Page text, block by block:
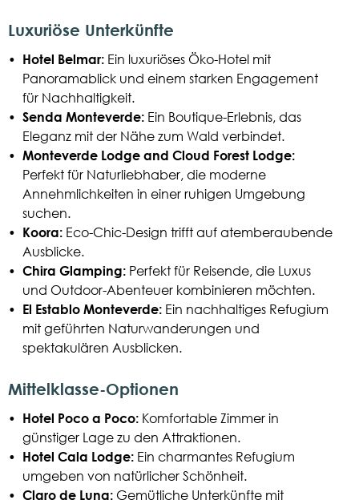
Luxuriöse Unterkünfte
• Hotel Belmar: Ein luxuriöses Öko-Hotel mit
Panoramablick und einem starken Engagement
für Nachhaltigkeit.
• Senda Monteverde: Ein Boutique-Erlebnis, das
Eleganz mit der Nähe zum Wald verbindet.
• Monteverde Lodge and Cloud Forest Lodge:
Perfekt für Naturliebhaber, die moderne
Annehmlichkeiten in einer ruhigen Umgebung
suchen.
• Koora: Eco-Chic-Design trifft auf atemberaubende
Ausblicke.
• Chira Glamping: Perfekt für Reisende, die Luxus
und Outdoor-Abenteuer kombinieren möchten.
• El Establo Monteverde: Ein nachhaltiges Refugium
mit geführten Naturwanderungen und
spektakulären Ausblicken.
Mittelklasse-Optionen
• Hotel Poco a Poco: Komfortable Zimmer in
günstiger Lage zu den Attraktionen.
• Hotel Cala Lodge: Ein charmantes Refugium
umgeben von natürlicher Schönheit.
• Claro de Luna: Gemütliche Unterkünfte mit